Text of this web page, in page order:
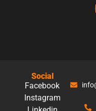
Social
Facebook
Instagram